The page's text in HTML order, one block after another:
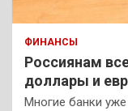
ФИНАНСЫ
Россиянам
доллары и
Многие банки